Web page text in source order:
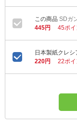
SDガ
445円
45ポイ
日本製紙クレ
220円
22ポイ